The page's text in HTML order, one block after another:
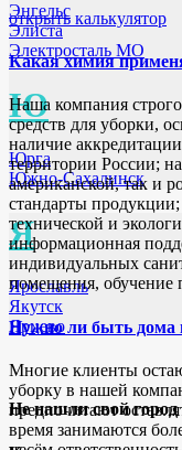
Энгельс
Элиста
Электросталь МО
Ю
Юрга
Южно-Сахалинск
Я
Ярославль
Якутск
Ярцево
Не нашли свой город
открыть калькулятор
Какая химия
Наша компания
средств для уборки,
наличие
территории России;
американской, так и
стандарты
технической и
информационная
индивидуальных
помещения, обучение
Нужно ли быть дома
Многие клиенты
уборку в нашей
предпочитают
время занимаются